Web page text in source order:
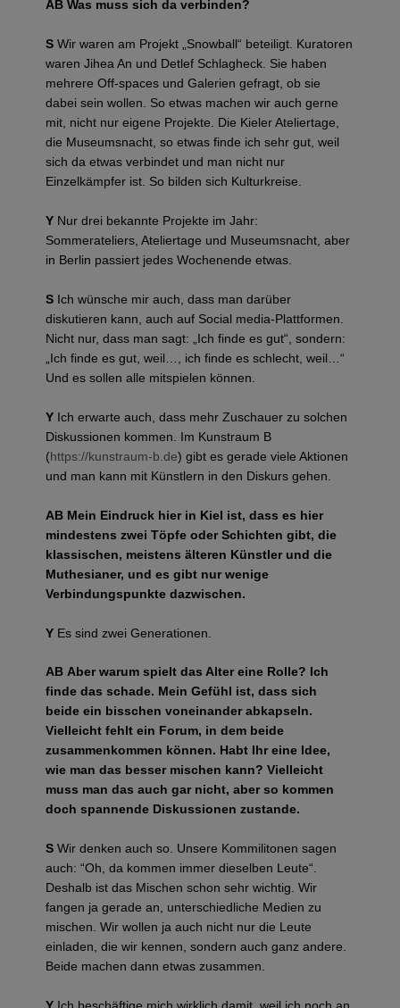
AB Was muss sich da verbinden?
S Wir waren am Projekt „Snowball“ beteiligt. Kuratoren
waren Jihea An und Detlef Schlagheck. Sie haben
mehrere Off-spaces und Galerien gefragt, ob sie
dabei sein wollen. So etwas machen wir auch gerne
mit, nicht nur eigene Projekte. Die Kieler Ateliertage,
die Museumsnacht, so etwas finde ich sehr gut, weil
sich da etwas verbindet und man nicht nur
Einzelkämpfer ist. So bilden sich Kulturkreise.
Y Nur drei bekannte Projekte im Jahr:
Sommerateliers, Ateliertage und Museumsnacht, aber
in Berlin passiert jedes Wochenende etwas.
S Ich wünsche mir auch, dass man darüber
diskutieren kann, auch auf Social media-Plattformen.
Nicht nur, dass man sagt: „Ich finde es gut“, sondern:
„Ich finde es gut, weil…, ich finde es schlecht, weil…“
Und es sollen alle mitspielen können.
Y Ich erwarte auch, dass mehr Zuschauer zu solchen
Diskussionen kommen. Im Kunstraum B
(https://kunstraum-b.de) gibt es gerade viele Aktionen
und man kann mit Künstlern in den Diskurs gehen.
AB Mein Eindruck hier in Kiel ist, dass es hier
mindestens zwei Töpfe oder Schichten gibt, die
klassischen, meistens älteren Künstler und die
Muthesianer, und es gibt nur wenige
Verbindungspunkte dazwischen.
Y Es sind zwei Generationen.
AB Aber warum spielt das Alter eine Rolle? Ich
finde das schade. Mein Gefühl ist, dass sich
beide ein bisschen voneinander abkapseln.
Vielleicht fehlt ein Forum, in dem beide
zusammenkommen können. Habt Ihr eine Idee,
wie man das besser mischen kann? Vielleicht
muss man das auch gar nicht, aber so kommen
doch spannende Diskussionen zustande.
S Wir denken auch so. Unsere Kommilitonen sagen
auch: “Oh, da kommen immer dieselben Leute“.
Deshalb ist das Mischen schon sehr wichtig. Wir
fangen ja gerade an, unterschiedliche Medien zu
mischen. Wir wollen ja auch nicht nur die Leute
einladen, die wir kennen, sondern auch ganz andere.
Beide machen dann etwas zusammen.